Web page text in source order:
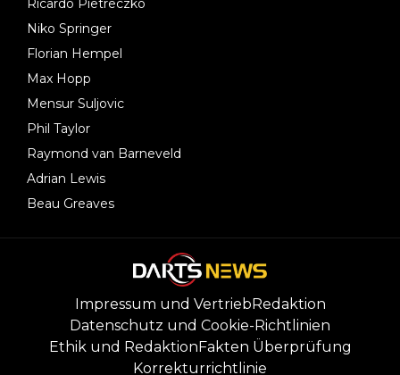
Ricardo Pietreczko
Niko Springer
Florian Hempel
Max Hopp
Mensur Suljovic
Phil Taylor
Raymond van Barneveld
Adrian Lewis
Beau Greaves
Impressum und VertriebRedaktion
Datenschutz und Cookie-Richtlinien
Ethik und RedaktionFakten Überprüfung
Korrekturrichtlinie